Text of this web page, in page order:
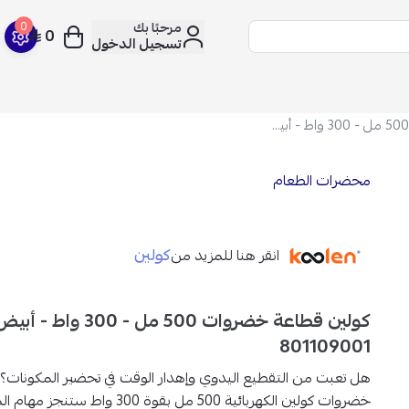
مرحبًا بك
تسجيل الدخول
0 0
كولين قطاعة خضروات 500 مل - 300 واط - أبيض - 801109001
محضرات الطعام
انقر هنا للمزيد منكولين
كولين قطاعة خضروات 500 مل - 300
801109001
هل تعبت من التقطيع اليدوي وإهدار الوقت في تحضير
خضروات كولين الكهربائية 500 مل بقوة 300 واط
ستنجز مهام